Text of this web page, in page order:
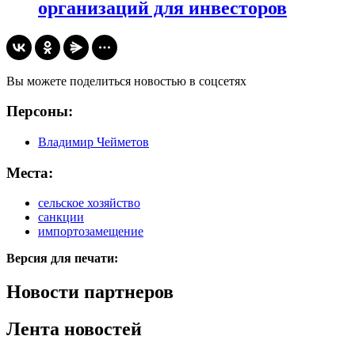
организаций для инвесторов
Вы можете поделиться новостью в соцсетях
Персоны:
Владимир Чейметов
Места:
сельское хозяйство
санкции
импортозамещение
Версия для печати:
Новости партнеров
Лента новостей